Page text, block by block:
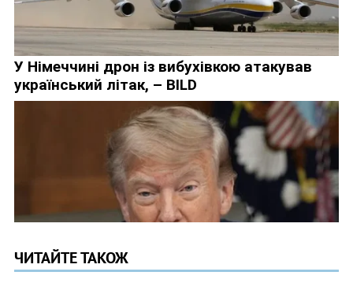
ЧИТАЙТЕ ТАКОЖ